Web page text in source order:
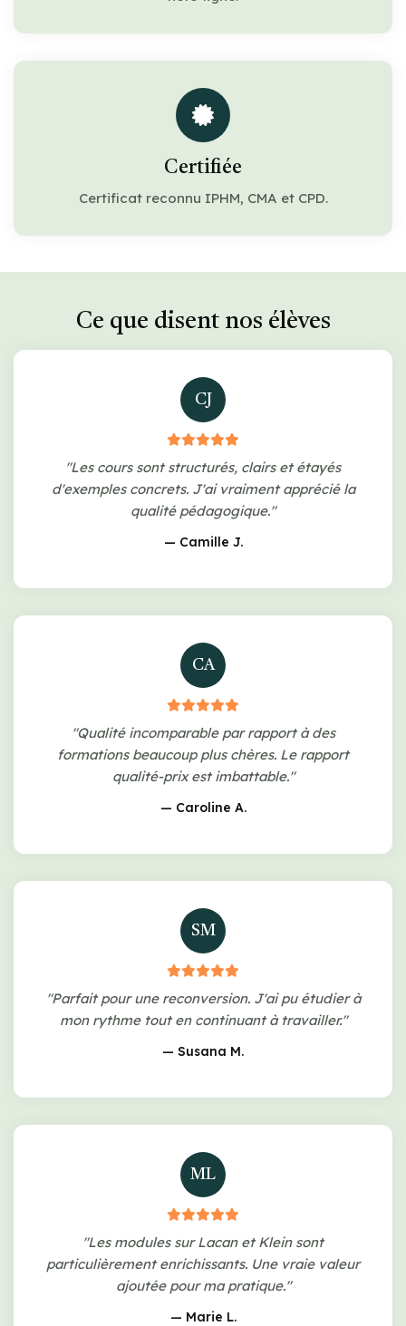
Certifiée
Certificat reconnu IPHM, CMA et CPD.
Ce que disent nos élèves
CJ
"Les cours sont structurés, clairs et étayés
d'exemples concrets. J'ai vraiment apprécié la
qualité pédagogique."
— Camille J.
CA
"Qualité incomparable par rapport à des
formations beaucoup plus chères. Le rapport
qualité-prix est imbattable."
— Caroline A.
SM
"Parfait pour une reconversion. J'ai pu étudier à
mon rythme tout en continuant à travailler."
— Susana M.
ML
"Les modules sur Lacan et Klein sont
particulièrement enrichissants. Une vraie valeur
ajoutée pour ma pratique."
— Marie L.